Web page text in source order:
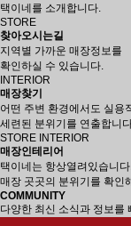
택이네를 소개합니다.
STORE
찾아오시는길
지역별 가까운 매장정보를
확인하실 수 있습니다.
INTERIOR
매장찾기
어떤 주변 환경에서도 실용
세련된 분위기를 연출합니
STORE INTERIOR
매장인테리어
택이네는 항상열려있습니다.
매장 곳곳의 분위기를 확인
COMMUNITY
다양한 최신 소식과 정보를